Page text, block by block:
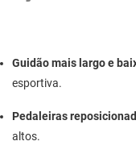
Guidão mais largo e
esportiva.
Pedaleiras
altos.